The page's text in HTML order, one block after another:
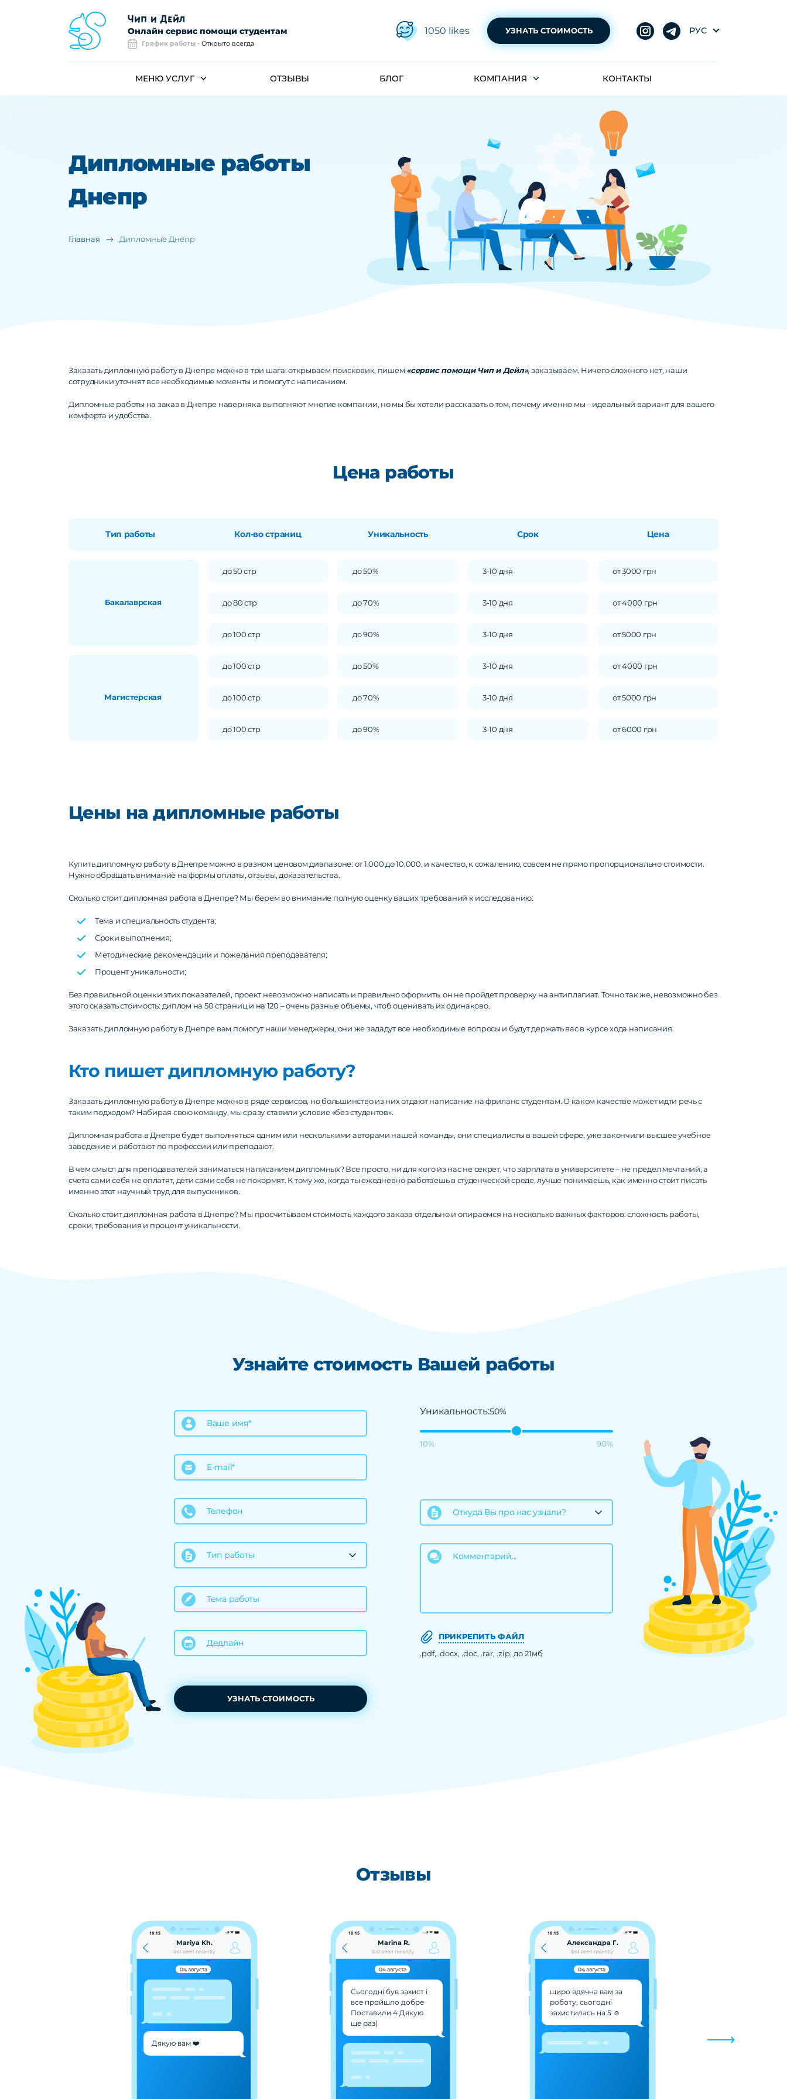
Чип и Дейл
Онлайн сервис помощи студентам
График работы - Открыто всегда
1050 likes УЗНАТЬ СТОИМОСТЬ РУС
МЕНЮ УСЛУГ ОТЗЫВЫ БЛОГ КОМПАНИЯ КОНТАКТЫ
Дипломные работы
Днепр
Главная Дипломные Днепр
Заказать дипломную работу в Днепре можно в три шага: открываем поисковик, пишем «сервис помощи Чип и Дейл», заказываем. Ничего сложного нет, наши
сотрудники уточнят все необходимые моменты и помогут с написанием.
Дипломные работы на заказ в Днепре наверняка выполняют многие компании, но мы бы хотели рассказать о том, почему именно мы – идеальный вариант для вашего
комфорта и удобства.
Цена работы
Тип работы Кол-во страниц Уникальность Срок Цена
Бакалаврская
до 50 стр до 50% 3-10 дня от 3000 грн
до 80 стр до 70% 3-10 дня от 4000 грн
до 100 стр до 90% 3-10 дня от 5000 грн
Магистерская
до 100 стр до 50% 3-10 дня от 4000 грн
до 100 стр до 70% 3-10 дня от 5000 грн
до 100 стр до 90% 3-10 дня от 6000 грн
Цены на дипломные работы
Купить дипломную работу в Днепре можно в разном ценовом диапазоне: от 1,000 до 10,000, и качество, к сожалению, совсем не прямо пропорционально стоимости.
Нужно обращать внимание на формы оплаты, отзывы, доказательства.
Сколько стоит дипломная работа в Днепре? Мы берем во внимание полную оценку ваших требований к исследованию:
Тема и специальность студента;
Сроки выполнения;
Методические рекомендации и пожелания преподавателя;
Процент уникальности;
Без правильной оценки этих показателей, проект невозможно написать и правильно оформить, он не пройдет проверку на антиплагиат. Точно так же, невозможно без
этого сказать стоимость: диплом на 50 страниц и на 120 – очень разные объемы, чтоб оценивать их одинаково.
Заказать дипломную работу в Днепре вам помогут наши менеджеры, они же зададут все необходимые вопросы и будут держать вас в курсе хода написания.
Кто пишет дипломную работу?
Заказать дипломную работу в Днепре можно в ряде сервисов, но большинство из них отдают написание на фриланс студентам. О каком качестве может идти речь с
таким подходом? Набирая свою команду, мы сразу ставили условие «без студентов».
Дипломная работа в Днепре будет выполняться одним или несколькими авторами нашей команды, они специалисты в вашей сфере, уже закончили высшее учебное
заведение и работают по профессии или преподают.
В чем смысл для преподавателей заниматься написанием дипломных? Все просто, ни для кого из нас не секрет, что зарплата в университете – не предел мечтаний, а
счета сами себя не оплатят, дети сами себя не покормят. К тому же, когда ты ежедневно работаешь в студенческой среде, лучше понимаешь, как именно стоит писать
именно этот научный труд для выпускников.
Сколько стоит дипломная работа в Днепре? Мы просчитываем стоимость каждого заказа отдельно и опираемся на несколько важных факторов: сложность работы,
сроки, требования и процент уникальности.
Узнайте стоимость Вашей работы
Ваше имя*
E-mail*
Телефон
Тип работы
Тема работы
Дедлайн
Уникальность:50%
10% 90%
Откуда Вы про нас узнали?
Комментарий...
ПРИКРЕПИТЬ ФАЙЛ
.pdf, .docx, .doc, .rar, .zip, до 21мб
УЗНАТЬ СТОИМОСТЬ
Отзывы
Mariya Kh.
04 августа
Дякую вам ❤️
Marina R.
04 августа
Сьогодні був захист і
все пройшло добре
Поставили 4 Дякую
ще раз)
Александра Г.
04 августа
щиро вдячна вам за
роботу, сьогодні
захистилась на 5 ☺️